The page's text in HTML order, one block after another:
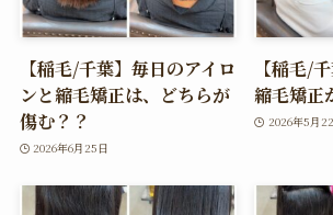
【稲毛/千葉】毎日のアイロ
ンと縮毛矯正は、どちらが
傷む？？
2026年6月25日
【稲毛/
縮毛矯正
2026年5月